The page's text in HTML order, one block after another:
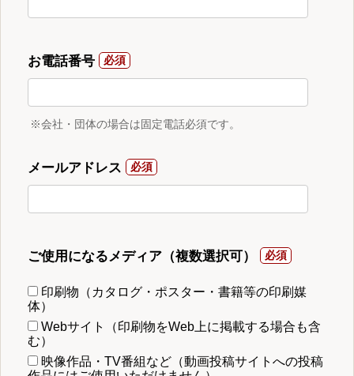
お電話番号
※会社・団体の場合は固定電話必須です。
メールアドレス
ご使用になるメディア（複数選択可）
印刷物（カタログ・ポスター・書籍等の印刷媒
体）
Webサイト（印刷物をWeb上に掲載する場合も含
む）
映像作品・TV番組など（動画投稿サイトへの投稿